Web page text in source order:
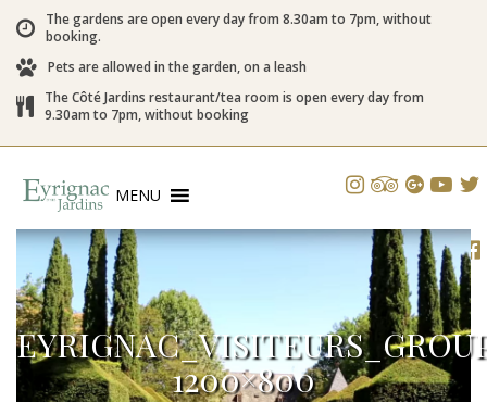
The gardens are open every day from 8.30am to 7pm, without
booking.
Pets are allowed in the garden, on a leash
The Côté Jardins restaurant/tea room is open every day from
9.30am to 7pm, without booking
MENU
1200×800